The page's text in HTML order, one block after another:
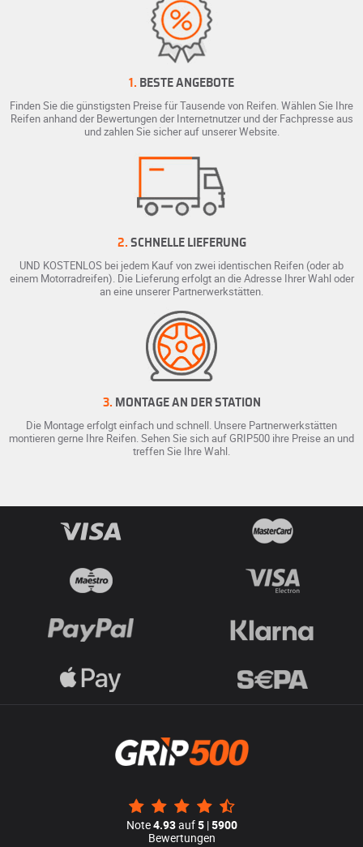
1. BESTE ANGEBOTE
Finden Sie die günstigsten Preise für Tausende von Reifen. Wählen Sie Ihre
Reifen anhand der Bewertungen der Internetnutzer und der Fachpresse aus
und zahlen Sie sicher auf unserer Website.
2. SCHNELLE LIEFERUNG
UND KOSTENLOS bei jedem Kauf von zwei identischen Reifen (oder ab
einem Motorradreifen). Die Lieferung erfolgt an die Adresse Ihrer Wahl oder
an eine unserer Partnerwerkstätten.
3. MONTAGE AN DER STATION
Die Montage erfolgt einfach und schnell. Unsere Partnerwerkstätten
montieren gerne Ihre Reifen. Sehen Sie sich auf GRIP500 ihre Preise an und
treffen Sie Ihre Wahl.
Note4.93auf5|5900
Bewertungen